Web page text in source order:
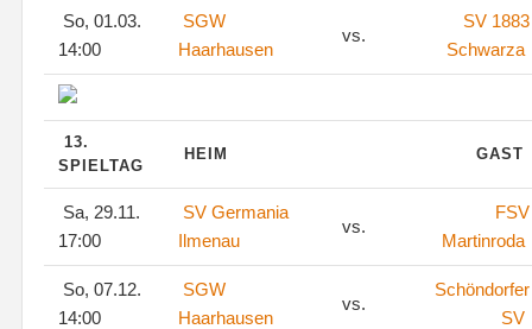
So, 01.03.
14:00
SGW
Haarhausen
vs.
SV 1883
Schwarza
13.
SPIELTAG
HEIM GAST
Sa, 29.11.
17:00
SV Germania
Ilmenau
vs.
FSV
Martinroda
So, 07.12.
14:00
SGW
Haarhausen
vs.
Schöndorfer
SV